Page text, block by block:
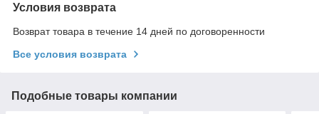
Условия возврата
Возврат товара в течение 14 дней по договоренности
Все условия возврата
Подобные товары компании